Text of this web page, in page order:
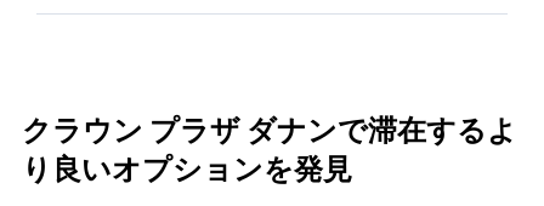
クラウン プラザ ダナンで滞在するよ
り良いオプションを発見